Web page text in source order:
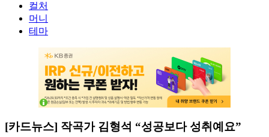
컬처
머니
테마
[카드뉴스] 작곡가 김형석 “성공보다 성취예요”